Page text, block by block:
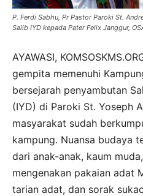
P. Ferdi Sabhu, Pr Pastor Paroki St.
Salib IYD kepada Pater Felix Janggur,
AYAWASI,
gempita memenuhi
bersejarah penyambutan
(IYD) di Paroki St. Yoseph
masyarakat sudah
kampung. Nuansa budaya
dari anak-anak, kaum
mengenakan pakaian adat
tarian adat, dan sorak